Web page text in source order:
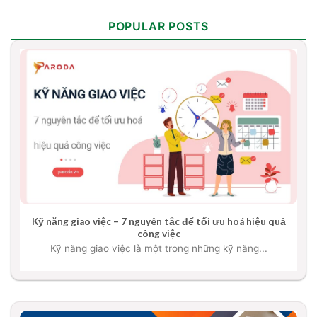
POPULAR POSTS
Kỹ năng giao việc – 7 nguyên tắc để tối ưu hoá hiệu quả
công việc
Kỹ năng giao việc là một trong những kỹ năng...